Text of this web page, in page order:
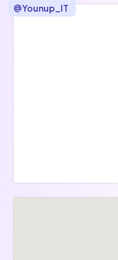
Participation
Coaching
@Younup_IT